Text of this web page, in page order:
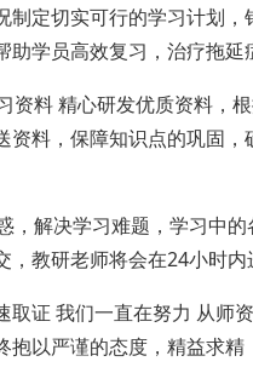
制定切实可行的学习计划，
助学员高效复习，治疗拖延
资料 精心研发优质资料，
资料，保障知识点的巩固，
，解决学习难题，学习中
，教研老师将会在24小时内
取证 我们一直在努力 从师
抱以严谨的态度，精益求精